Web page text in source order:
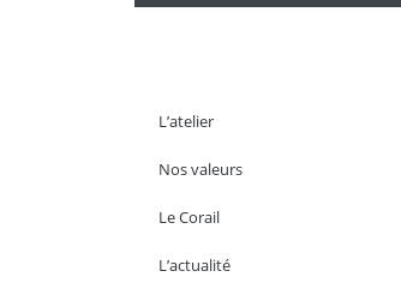
L’atelier
Nos valeurs
Le Corail
L’actualité